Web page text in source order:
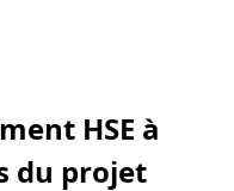
HSE à
du projet